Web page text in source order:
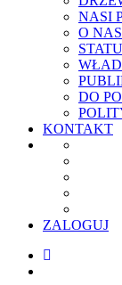
NASI
O
DO
KONTAKT
ZALOGUJ